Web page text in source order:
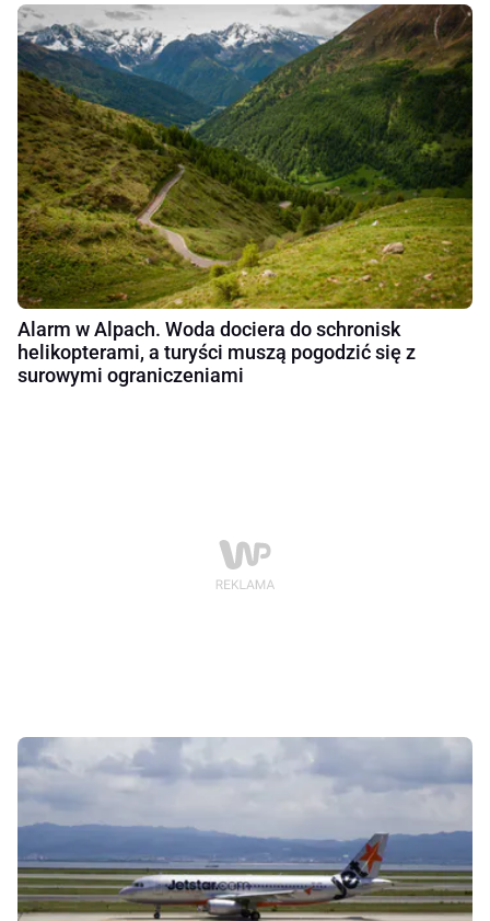
Alarm w Alpach. Woda dociera do schronisk
helikopterami, a turyści muszą pogodzić się z
surowymi ograniczeniami